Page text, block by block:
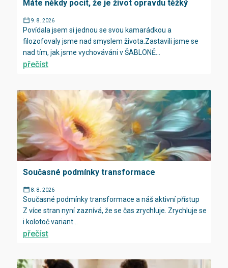
Máte někdy pocit, že je život opravdu těžký
9. 8. 2026
Povídala jsem si jednou se svou kamarádkou a
filozofovaly jsme nad smyslem života.Zastavili jsme se
nad tím, jak jsme vychováváni v ŠABLONĚ...
přečíst
Současné podmínky transformace
8. 8. 2026
Současné podmínky transformace a náš aktivní přístup
Z více stran nyní zaznívá, že se čas zrychluje. Zrychluje se
i kolotoč variant...
přečíst